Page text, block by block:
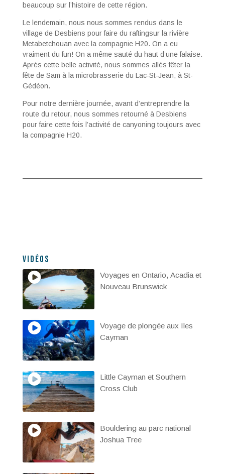
beaucoup sur l’histoire de cette région.
Le lendemain, nous nous sommes rendus dans le
village de Desbiens pour faire du raftingsur la rivière
Metabetchouan avec la compagnie H20. On a eu
vraiment du fun! On a même sauté du haut d’une falaise.
Après cette belle activité, nous sommes allés fêter la
fête de Sam à la microbrasserie du Lac-St-Jean, à St-
Gédéon.
Pour notre dernière journée, avant d’entreprendre la
route du retour, nous sommes retourné à Desbiens
pour faire cette fois l’activité de canyoning toujours avec
la compagnie H20.
Vidéos
Voyages en Ontario, Acadia et
Nouveau Brunswick
Voyage de plongée aux Iles
Cayman
Little Cayman et Southern
Cross Club
Bouldering au parc national
Joshua Tree